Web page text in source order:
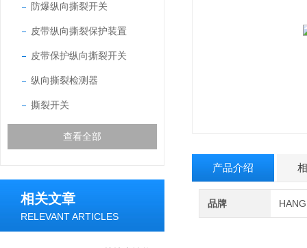
防爆纵向撕裂开关
皮带纵向撕裂保护装置
皮带保护纵向撕裂开关
纵向撕裂检测器
撕裂开关
查看全部
相关文章
RELEVANT ARTICLES
产品介绍
品牌